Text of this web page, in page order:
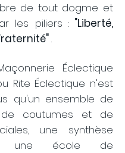
de tout dogme et
les piliers :"Liberté,
.
Éclectique
Rite Éclectique n'est
qu'un ensemble de
de coutumes et de
une synthèse
une école de